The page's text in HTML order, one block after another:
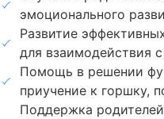
эмоционального
Развитие
для взаимодействия
Помощь в решении
приучение к горшку,
Поддержка